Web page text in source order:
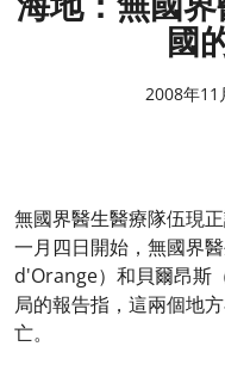
國
2008年11
無國界醫生醫療隊伍現
一月四日開始，無國界
d'Orange）和貝爾昂斯
局的報告指，這兩個地
亡。